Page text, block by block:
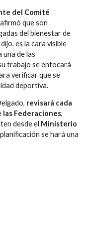
del Comité
que son
del bienestar de
es la cara visible
una de las
trabajo se enfocará
verificar que se
deportiva.
revisará cada
las Federaciones,
desde el Ministerio
se hará una